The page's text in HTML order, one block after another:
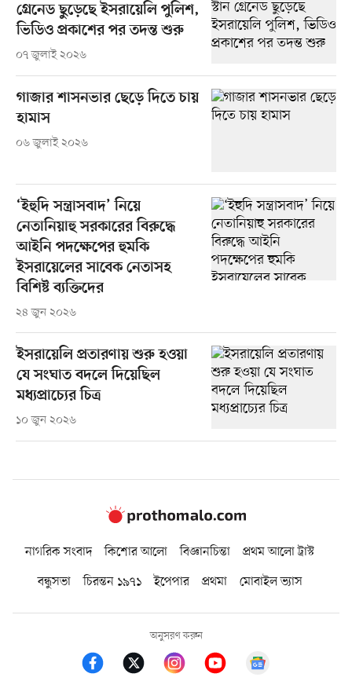
গ্রেনেড ছুড়েছে ইসরায়েলি পুলিশ,
ভিডিও প্রকাশের পর তদন্ত শুরু
০৭ জুলাই ২০২৬
গাজার শাসনভার ছেড়ে দিতে চায়
হামাস
০৬ জুলাই ২০২৬
‘ইহুদি সন্ত্রাসবাদ’ নিয়ে
নেতানিয়াহু সরকারের বিরুদ্ধে
আইনি পদক্ষেপের হুমকি
ইসরায়েলের সাবেক নেতাসহ
বিশিষ্ট ব্যক্তিদের
২৪ জুন ২০২৬
ইসরায়েলি প্রতারণায় শুরু হওয়া
যে সংঘাত বদলে দিয়েছিল
মধ্যপ্রাচ্যের চিত্র
১০ জুন ২০২৬
নাগরিক সংবাদ কিশোর আলো বিজ্ঞানচিন্তা
প্রথম আলো ট্রাস্ট
বন্ধুসভা
চিরন্তন ১৯৭১ ইপেপার প্রথমা মোবাইল ভ্যাস
অনুসরণ করুন